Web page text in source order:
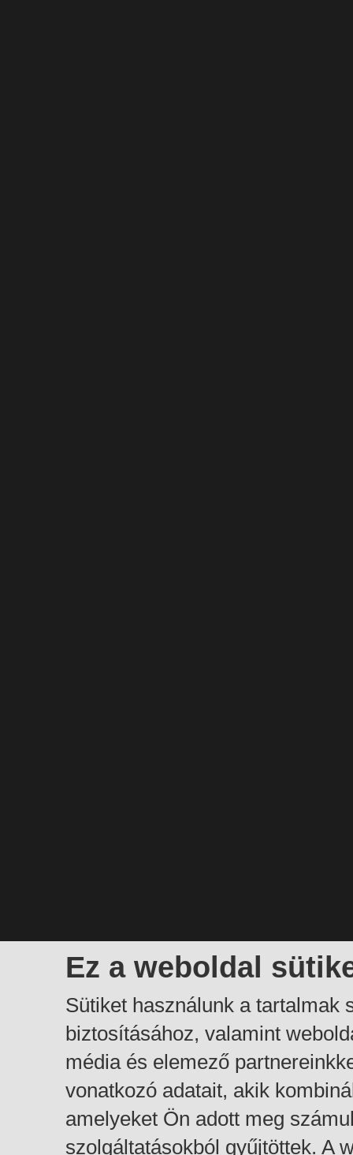
Ez a weboldal
Sütiket használunk a tartalmak
biztosításához, valamint
média és elemező
vonatkozó adatait, akik
amelyeket Ön adott meg
szolgáltatásokból gyűjtöttek. A